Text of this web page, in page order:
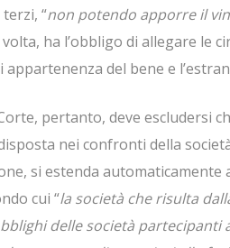
“non potendo apporre il
ha l’obbligo di allegare le
appartenenza del bene e
pertanto, deve escludersi
nei confronti della
si estenda
cui “la società che risulta
delle società